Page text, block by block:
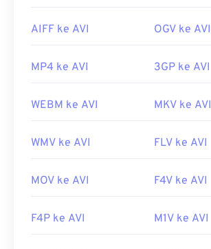
AIFF ke AVI OGV ke AVI
MP4 ke AVI 3GP ke AVI
WEBM ke AVI MKV ke AVI
WMV ke AVI FLV ke AVI
MOV ke AVI F4V ke AVI
F4P ke AVI M1V ke AVI